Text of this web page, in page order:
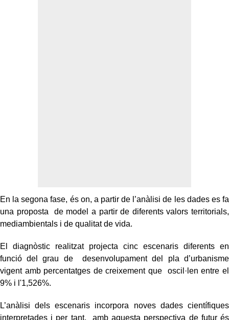
En la segona fase, és on, a partir de l’anàlisi de les dades es fa
una proposta de model a partir de diferents valors territorials,
mediambientals i de qualitat de vida.
El diagnòstic realitzat projecta cinc escenaris diferents en
funció del grau de desenvolupament del pla d’urbanisme
vigent amb percentatges de creixement que oscil·len entre el
9% i l'1,526%.
L’anàlisi dels escenaris incorpora noves dades científiques
interpretades i per tant, amb aquesta perspectiva de futur és